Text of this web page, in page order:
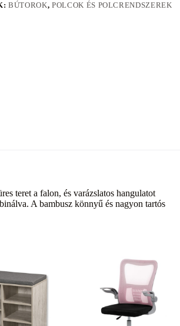
BÚTOROK, POLCOK ÉS POLCRENDSZEREK
teret a falon, és varázslatos hangulatot
A bambusz könnyű és nagyon tartós